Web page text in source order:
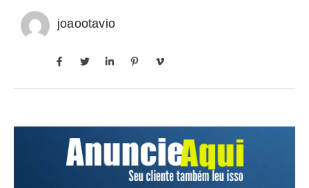
joaootavio